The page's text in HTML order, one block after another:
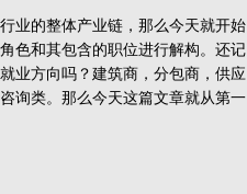
业的整体产业链，那么今天就开始
色和其包含的职位进行解构。还记
业方向吗？建筑商，分包商，供应
询类。那么今天这篇文章就从第一